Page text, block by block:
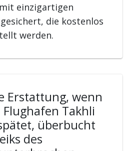
einzigartigen
die kostenlos
werden.
Erstattung, wenn
Takhli
überbucht
des